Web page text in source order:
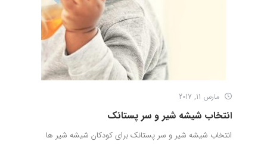
مارس 11, 2017
انتخاب شیشه شیر و سر پستانک
انتخاب شیشه شیر و سر پستانک برای کودکان شیشه شیر ها